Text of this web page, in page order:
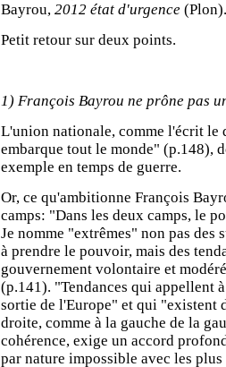
Bayrou, 2012 état d'urgence (Plon).
Petit retour sur deux points.
1) François Bayrou ne prône pas
L'union nationale, comme l'écrit le
embarque tout le monde" (p.148),
exemple en temps de guerre.
Or, ce qu'ambitionne François
camps: "Dans les deux camps, le
Je nomme "extrêmes" non pas
à prendre le pouvoir, mais des
gouvernement volontaire et
(p.141). "Tendances qui appellent
sortie de l'Europe" et qui "existent
droite, comme à la gauche de la
cohérence, exige un accord
par nature impossible avec les